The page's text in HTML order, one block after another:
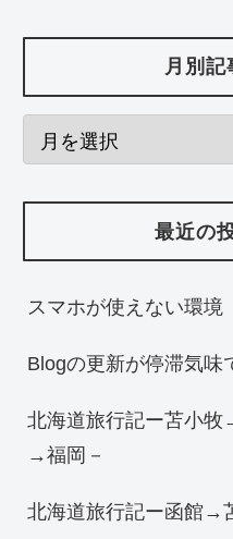
月別記
最近の
スマホが使えない環境
Blogの更新が停滞気味
北海道旅行記ー苫小
→福岡－
北海道旅行記ー函館→